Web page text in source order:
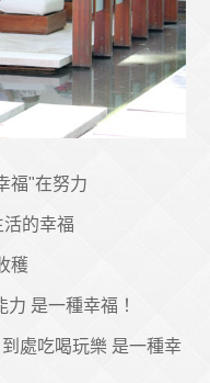
福"在努力
的幸福
穫
是一種幸福！
處吃喝玩樂 是一種幸